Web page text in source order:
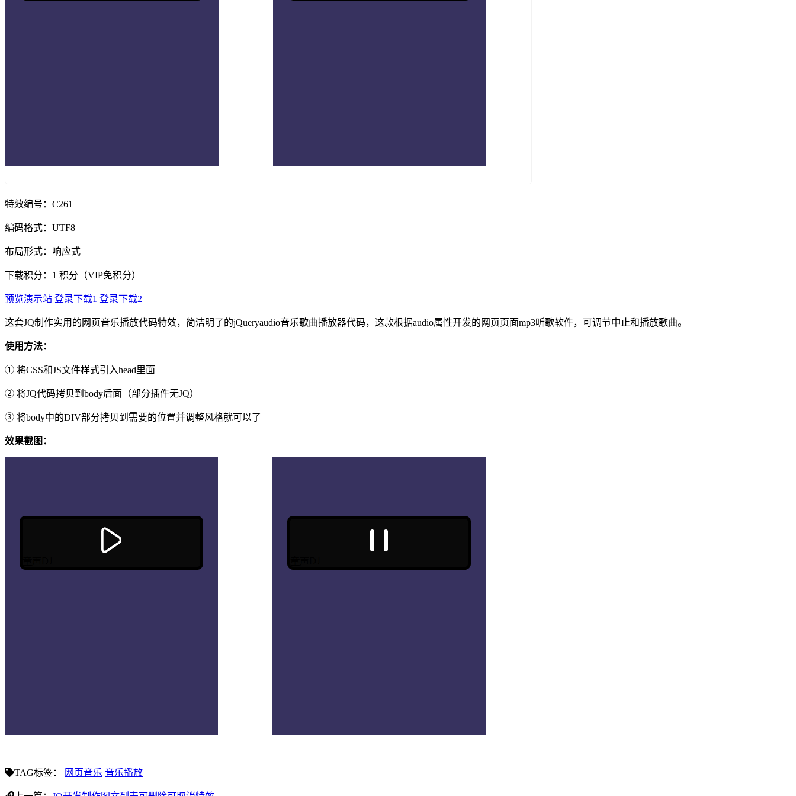
特效编号：C261
编码格式：UTF8
布局形式：响应式
下载积分： 1 积分（VIP免积分）
预览演示站 登录下载1 登录下载2
这套JQ制作实用的网页音乐播放代码特效，简洁明了的jQueryaudio音乐歌曲播放器代码，这款根据audio属性开发的网页页面mp3听歌软件，可调节中止和播放歌曲。
使用方法：
① 将CSS和JS文件样式引入head里面
② 将JQ代码拷贝到body后面（部分插件无JQ）
③ 将body中的DIV部分拷贝到需要的位置并调整风格就可以了
效果截图：
TAG标签： 网页音乐 音乐播放